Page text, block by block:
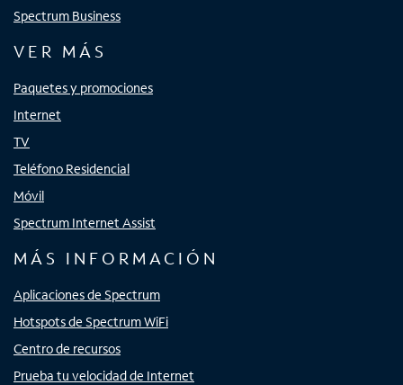
Spectrum Business
VER MÁS
Paquetes y promociones
Internet
TV
Teléfono Residencial
Móvil
Spectrum Internet Assist
MÁS INFORMACIÓN
Aplicaciones de Spectrum
Hotspots de Spectrum WiFi
Centro de recursos
Prueba tu velocidad de Internet